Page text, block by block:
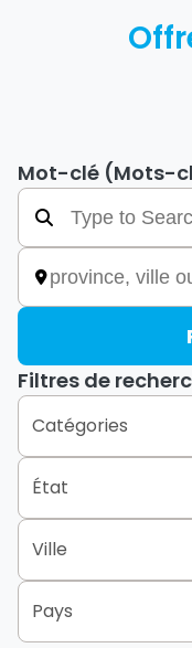
Mot-clé (Mots-
Filtres de
Catégories
Call Center
Canada Retail
État
Quebec
Québec
Ville
Bromont
Pays